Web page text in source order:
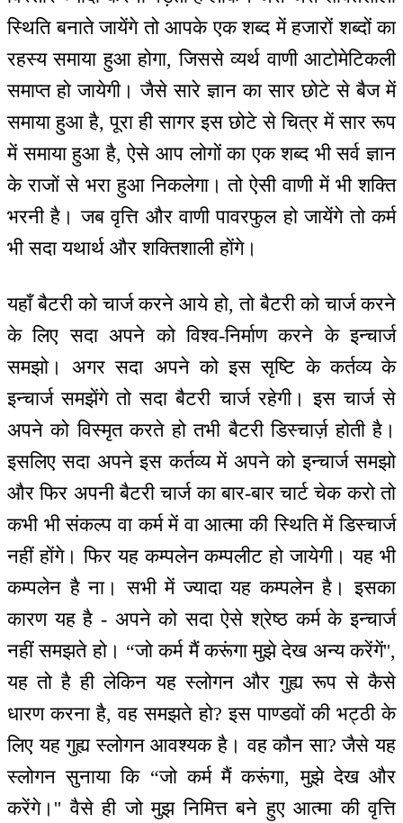
स्थिति बनाते जायेंगे तो आपके एक शब्द में हजारों शब्दों का
रहस्य समाया हुआ होगा, जिससे व्यर्थ वाणी आटोमेटिकली
समाप्त हो जायेगी। जैसे सारे ज्ञान का सार छोटे से बैज में
समाया हुआ है, पूरा ही सागर इस छोटे से चित्र में सार रूप
में समाया हुआ है, ऐसे आप लोगों का एक शब्द भी सर्व ज्ञान
के राजों से भरा हुआ निकलेगा। तो ऐसी वाणी में भी शक्ति
भरनी है। जब वृत्ति और वाणी पावरफुल हो जायेंगे तो कर्म
भी सदा यथार्थ और शक्तिशाली होंगे।
यहाँ बैटरी को चार्ज करने आये हो, तो बैटरी को चार्ज करने
के लिए सदा अपने को विश्व-निर्माण करने के इन्चार्ज
समझो। अगर सदा अपने को इस सृष्टि के कर्तव्य के
इन्चार्ज समझेंगे तो सदा बैटरी चार्ज रहेगी। इस चार्ज से
अपने को विस्मृत करते हो तभी बैटरी डिस्चार्ज़ होती है।
इसलिए सदा अपने इस कर्तव्य में अपने को इन्चार्ज समझो
और फिर अपनी बैटरी चार्ज का बार-बार चार्ट चेक करो तो
कभी भी संकल्प वा कर्म में वा आत्मा की स्थिति में डिस्चार्ज
नहीं होंगे। फिर यह कम्पलेन कम्पलीट हो जायेगी। यह भी
कम्पलेन है ना। सभी में ज्यादा यह कम्पलेन है। इसका
कारण यह है - अपने को सदा ऐसे श्रेष्ठ कर्म के इन्चार्ज
नहीं समझते हो। “जो कर्म मैं करूंगा मुझे देख अन्य करेंगें'',
यह तो है ही लेकिन यह स्लोगन और गुह्य रूप से कैसे
धारण करना है, वह समझते हो? इस पाण्डवों की भट्ठी के
लिए यह गुह्य स्लोगन आवश्यक है। वह कौन सा? जैसे यह
स्लोगन सुनाया कि “जो कर्म मैं करूंगा, मुझे देख और
करेंगे।'' वैसे ही जो मुझ निमित्त बने हुए आत्मा की वृत्ति